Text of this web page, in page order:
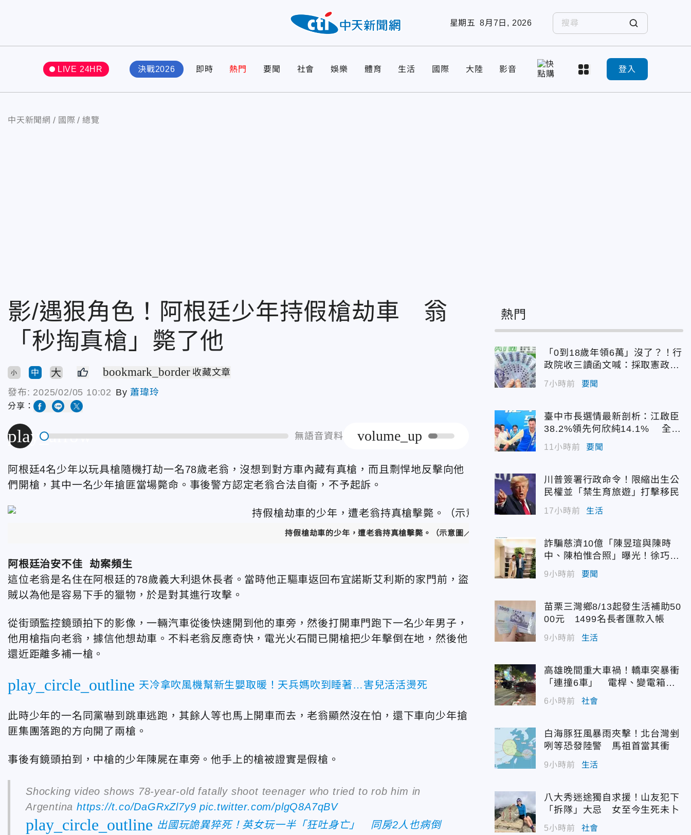
星期五 8月7日, 2026
LIVE 24HR 決戰2026 即時 熱門 要聞 社會 娛樂 體育 生活 國際 大陸 影音 登入
中天新聞網 國際 總覽
影/遇狠角色！阿根廷少年持假槍劫車 翁
「秒掏真槍」斃了他
小 中 大 bookmark_border 收藏文章
發布: 2025/02/05 10:02 By 蕭瑋玲
分享：
play_arrow 無語音資料 volume_up
阿根廷4名少年以玩具槍隨機打劫一名78歲老翁，沒想到對方車內藏有真槍，而且剽悍地反擊向他
們開槍，其中一名少年搶匪當場斃命。事後警方認定老翁合法自衞，不予起訴。
持假槍劫車的少年，遭老翁持真槍擊斃。（示意圖／翻攝Freepik）
阿根廷治安不佳 劫案頻生
這位老翁是名住在阿根廷的78歲義大利退休長者。當時他正驅車返回布宜諾斯艾利斯的家門前，盜
賊以為他是容易下手的獵物，於是對其進行攻擊。
從街頭監控鏡頭拍下的影像，一輛汽車從後快速開到他的車旁，然後打開車門跑下一名少年男子，
他用槍指向老翁，據信他想劫車。不料老翁反應奇快，電光火石間已開槍把少年擊倒在地，然後他
還近距離多補一槍。
play_circle_outline 天冷拿吹風機幫新生嬰取暖！天兵媽吹到睡著…害兒活活燙死
此時少年的一名同黨嚇到跳車逃跑，其餘人等也馬上開車而去，老翁顯然沒在怕，還下車向少年搶
匪集團落跑的方向開了兩槍。
事後有鏡頭拍到，中槍的少年陳屍在車旁。他手上的槍被證實是假槍。
Shocking video shows 78-year-old fatally shoot teenager who tried to rob him in
Argentinahttps://t.co/DaGRxZl7y9 pic.twitter.com/plgQ8A7qBV
play_circle_outline 出國玩詭異猝死！英女玩一半「狂吐身亡」 同房2人也病倒
熱門
「0到18歲年領6萬」沒了？！行
政院收三讀函文喊：採取憲政作
為
7小時前 要聞
臺中市長選情最新剖析：江啟臣
38.2%領先何欣純14.1% 全世
代支持度全面居首
11小時前 要聞
川普簽署行政命令！限縮出生公
民權並「禁生育旅遊」打擊移民
17小時前 生活
詐騙慈濟10億「陳昱瑄與陳時
中、陳柏惟合照」曝光！徐巧芯
震撼出手
9小時前 要聞
苗栗三灣鄉8/13起發生活補助50
00元 1499名長者匯款入帳
9小時前 生活
高雄晚間重大車禍！轎車突暴衝
「連撞6車」 電桿、變電箱全
遭殃
6小時前 社會
白海豚狂風暴雨夾擊！北台灣剉
咧等恐發陸警 馬祖首當其衝
9小時前 生活
八大秀迷途獨自求援！山友犯下
「拆隊」大忌 女至今生死未卜
5小時前 社會